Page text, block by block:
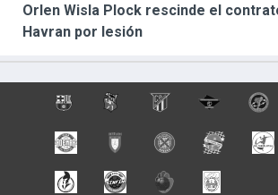
Orlen Wisla Plock rescinde el
Havran por lesión